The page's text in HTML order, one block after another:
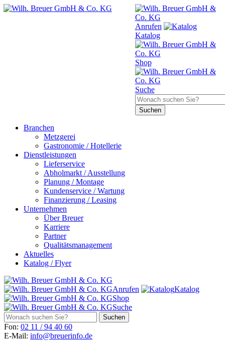
Anrufen
Katalog
Shop
Suche
Branchen
Metzgerei
Gastronomie / Hotellerie
Dienstleistungen
Lieferservice
Abholmarkt / Ausstellung
Planung / Montage
Kundenservice / Wartung
Finanzierung / Leasing
Unternehmen
Über Breuer
Karriere
Partner
Qualitätsmanagement
Aktuelles
Katalog / Flyer
Anrufen
Katalog
Shop
Suche
Fon: 02 11 / 94 40 60
E-Mail: info@breuerinfo.de